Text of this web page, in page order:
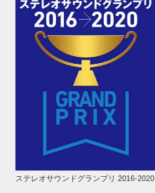
ステレオサウンドグランプリ 2016-2020